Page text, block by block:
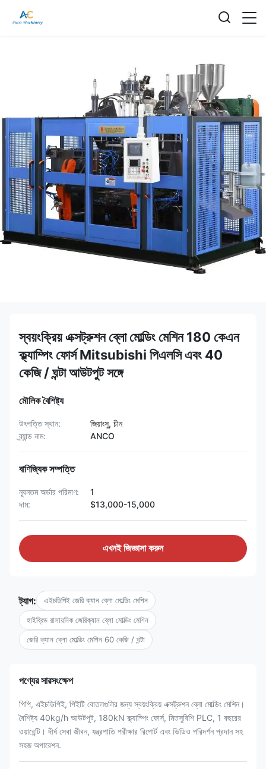
স্বয়ংক্রিয় এক্সট্রুশন ব্লো মোল্ডিং মেশিন 180 কেএন
ক্ল্যাম্পিং ফোর্স Mitsubishi পিএলসি এবং 40
কেজি / ঘন্টা আউটপুট সঙ্গে
মৌলিক বৈশিষ্ট্য
উৎপত্তি স্থান:
জিয়াংসু, চীন
ব্র্যান্ড নাম:
ANCO
বাণিজ্যিক সম্পত্তি
ন্যূনতম অর্ডার পরিমাণ:
1
দাম:
$13,000-15,000
এখনই জিজ্ঞাসা করুন
ট্যাগ: এইচডিপিই জেরি ক্যান ব্লো মোল্ডিং মেশিন
হাইব্রিড রাসায়নিক জেরিক্যান ব্লো মোল্ডিং মেশিন
জেরি ক্যান ব্লো মোল্ডিং মেশিন 60 কেজি / ঘন্টা
পণ্যের সারসংক্ষেপ
পিপি, এইচডিপিই, পিইটি বোতলগুলির জন্য স্বয়ংক্রিয় এক্সট্রুশন ব্লো মোল্ডিং মেশিন।
বৈশিষ্ট্য 40kg/h আউটপুট, 180kN ক্ল্যাম্পিং ফোর্স, মিতসুবিশি PLC, 1 বছরের
ওয়ারেন্টি। দীর্ঘ সেবা জীবন, যন্ত্রপাতি পরীক্ষার রিপোর্ট এবং ভিডিও পরিদর্শন প্রদান সহ
সহজ অপারেশন.